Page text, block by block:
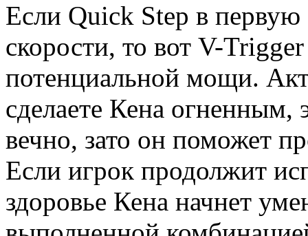
Если Quick Step в
скорости, то вот V-
потенциальной мощи.
сделаете Кена огненным,
вечно, зато он поможет
Если игрок продолжит
здоровье Кена начнет